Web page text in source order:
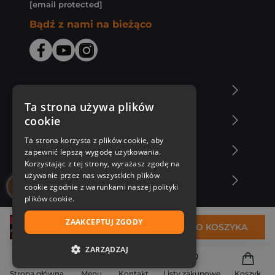
Strona główna Menu Kontakt Listy zakupowe Koszyk
30,83 zł DO KOSZYKA
[email protected]
Bądź z nami na bieżąco
Zakupy u nas
Nasza oferta
Nasi autorzy
Ta strona używa plików
cookie
Ta strona korzysta z plików cookie, aby
zapewnić lepszą wygodę użytkowania.
Korzystając z tej strony, wyrażasz zgodę na
używanie przez nas wszystkich plików
cookie zgodnie z warunkami naszej polityki
plików cookie.
ZAAKCEPTUJ ZGODY
ZARZĄDZAJ